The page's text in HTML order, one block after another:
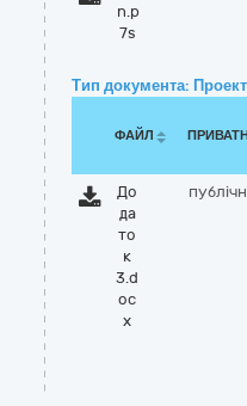
n.p
7s
Тип документа:
ФАЙЛ
До
да
то
к
3.d
oc
x